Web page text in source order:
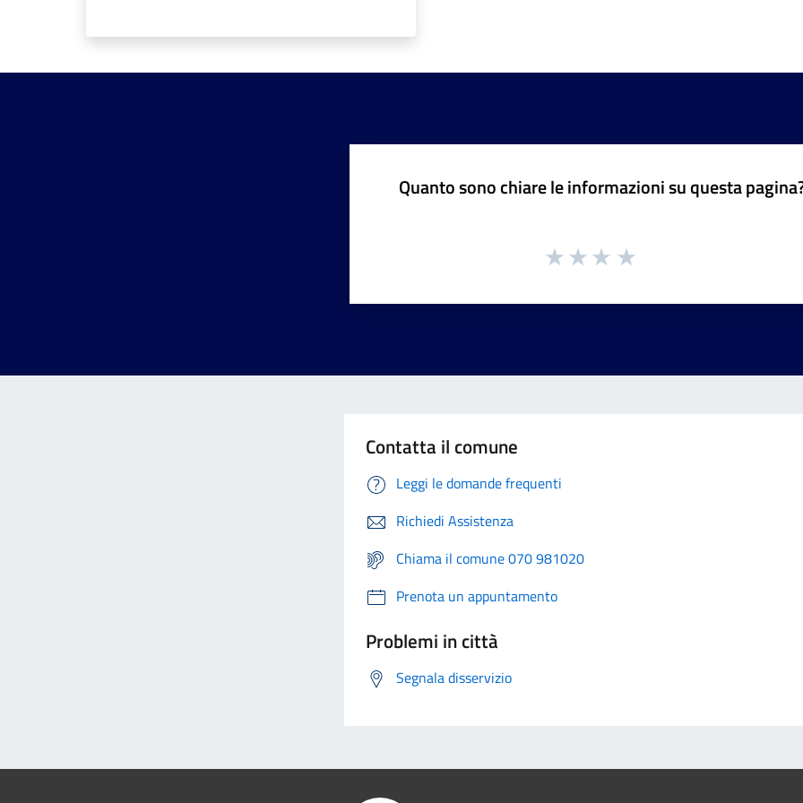
Quanto sono chiare le informazioni su questa
Contatta il comune
Leggi le domande frequenti
Richiedi Assistenza
Chiama il comune 070 981020
Prenota un appuntamento
Problemi in città
Segnala disservizio